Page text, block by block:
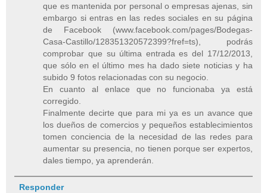
que es mantenida por personal o empresas ajenas, sin
embargo si entras en las redes sociales en su página
de Facebook (www.facebook.com/pages/Bodegas-
Casa-Castillo/128351320572399?fref=ts), podrás
comprobar que su última entrada es del 17/12/2013,
que sólo en el último mes ha dado siete noticias y ha
subido 9 fotos relacionadas con su negocio.
En cuanto al enlace que no funcionaba ya está
corregido.
Finalmente decirte que para mi ya es un avance que
los dueños de comercios y pequeños establecimientos
tomen conciencia de la necesidad de las redes para
aumentar su presencia, no tienen porque ser expertos,
dales tiempo, ya aprenderán.
Responder